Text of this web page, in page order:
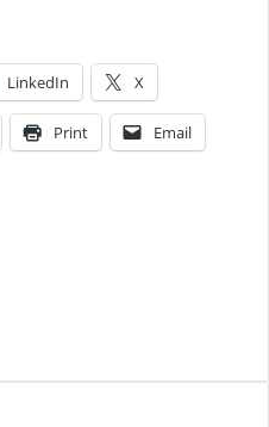
LinkedIn X
Print Email